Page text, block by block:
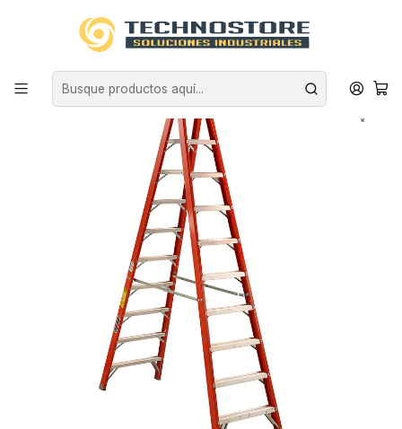
EQUIPAMIENTO INDUSTRIAL
ESCALERA FIBRA VIDRIO TIJERA DOBLE ACCESO 10 PELDAÑOS
CUPRUM